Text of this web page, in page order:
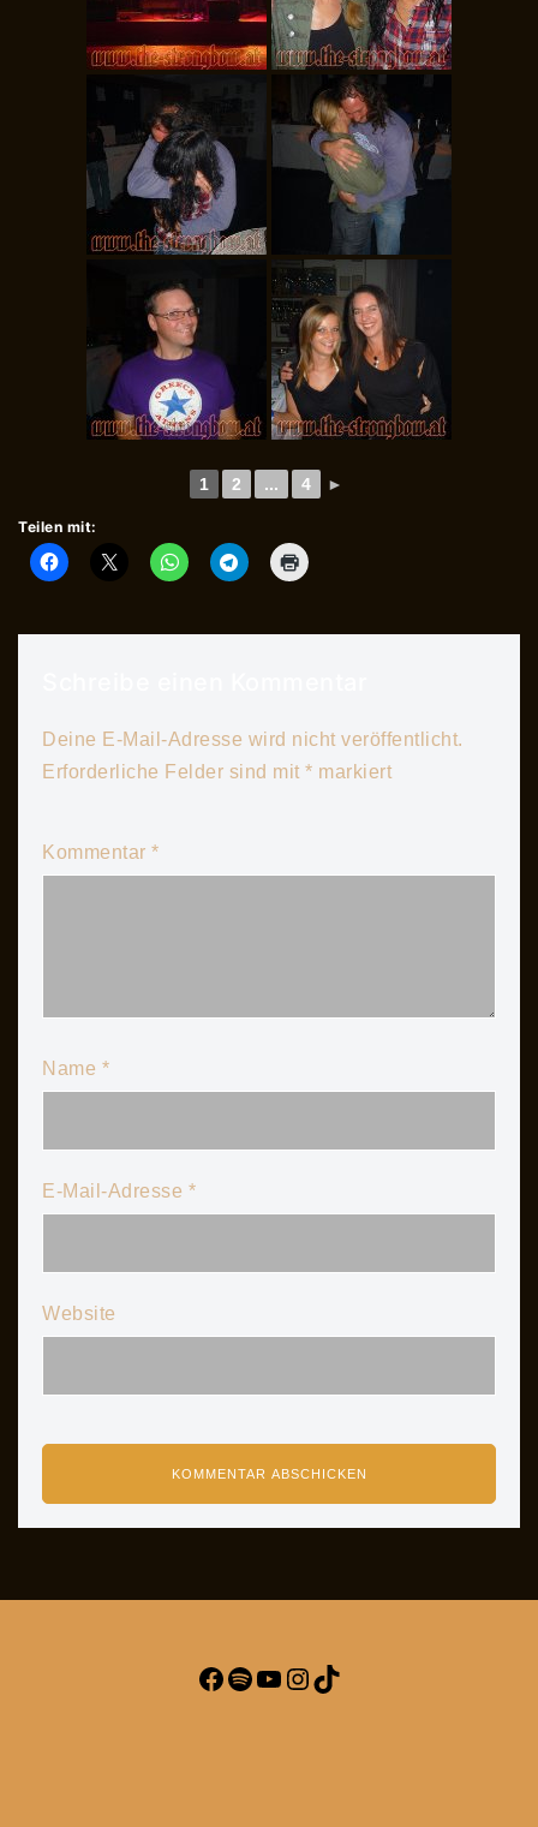
1 2 ... 4 ►
Teilen mit:
Deine E-Mail-Adresse wird nicht veröffentlicht.
Erforderliche Felder sind mit * markiert
Kommentar *
Name *
E-Mail-Adresse *
Website
Facebook
Spotify
YouTube
Instagram
TikTok